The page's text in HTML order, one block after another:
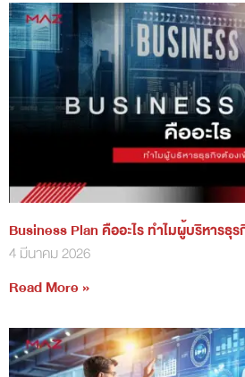
Business Plan คืออะไร ทำไมผู้บริหารธุร
4 มีนาคม 2026
Read More »